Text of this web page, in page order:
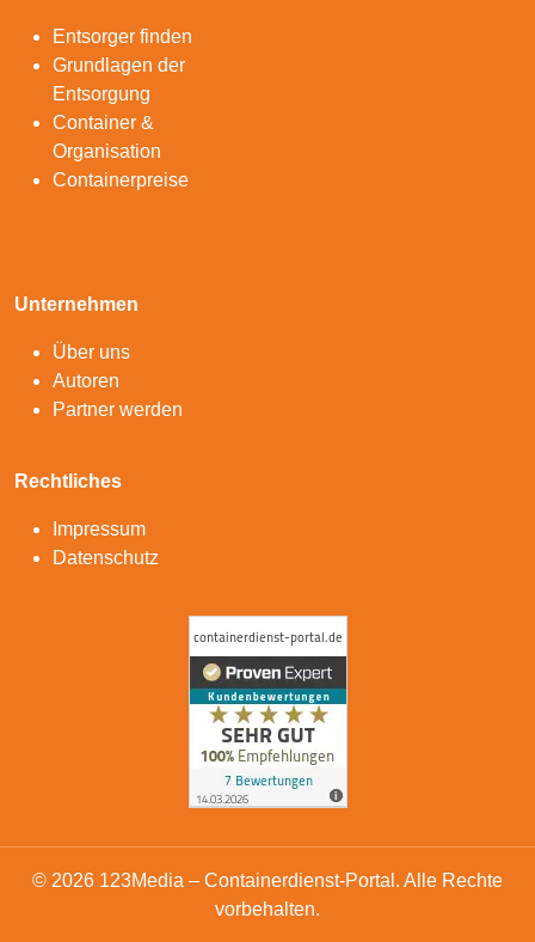
Entsorger finden
Grundlagen der
Entsorgung
Container &
Organisation
Containerpreise
Unternehmen
Über uns
Autoren
Partner werden
Rechtliches
Impressum
Datenschutz
© 2026 123Media – Containerdienst-Portal. Alle Rechte
vorbehalten.